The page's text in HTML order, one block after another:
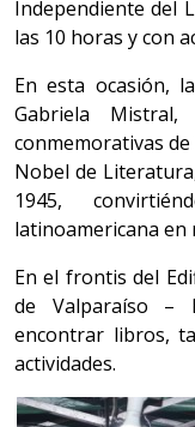
Independiente del
las 10 horas y con
En esta ocasión,
Gabriela
conmemorativas
Nobel de
1945,
latinoamericana en
En el frontis del
de Valparaíso –
encontrar libros,
actividades.